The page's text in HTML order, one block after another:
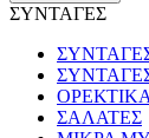
ΣΥΝΤΑΓΕΣ
ΣΑΛΑΤΕΣ